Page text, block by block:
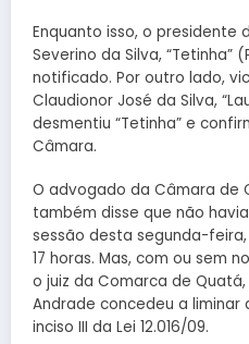
Enquanto isso, o presidente
Severino da Silva, “Tetinha”
notificado. Por outro lado,
Claudionor José da Silva,
desmentiu “Tetinha” e
Câmara.
O advogado da Câmara de
também disse que não
sessão desta segunda-
17 horas. Mas, com ou sem
o juiz da Comarca de
Andrade concedeu a
inciso III da Lei 12.016/09.